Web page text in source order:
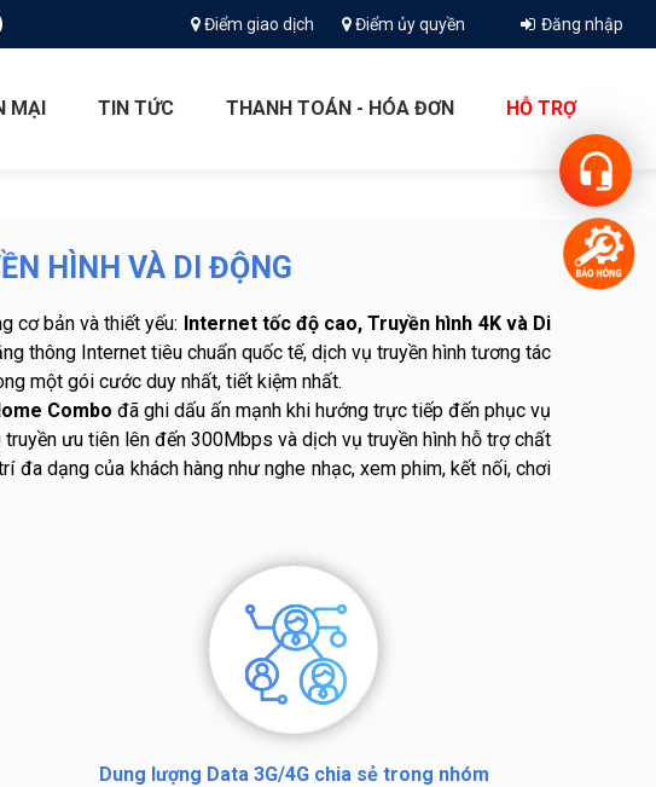
Điểm giao dịch Điểm ủy quyền Đăng nhập
MẠI TIN TỨC THANH TOÁN - HÓA ĐƠN HỖ TRỢ
HÌNH VÀ DI ĐỘNG
cơ bản và thiết yếu: Internet tốc độ cao, Truyền hình 4K và Di
thông Internet tiêu chuẩn quốc tế, dịch vụ truyền hình tương tác
một gói cước duy nhất, tiết kiệm nhất.
Combo đã ghi dấu ấn mạnh khi hướng trực tiếp đến phục vụ
ưu tiên lên đến 300Mbps và dịch vụ truyền hình hỗ trợ chất
dạng của khách hàng như nghe nhạc, xem phim, kết nối, chơi
Dung lượng Data 3G/4G chia sẻ trong nhóm
headset_mic